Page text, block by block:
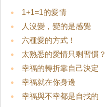
1+1=1的愛情
人沒變，變的是感覺
六種愛的方式！
太熟悉的愛情只剩習慣？
幸福的轉折靠自己決定
幸福就在你身邊
幸福與不幸都是自找的